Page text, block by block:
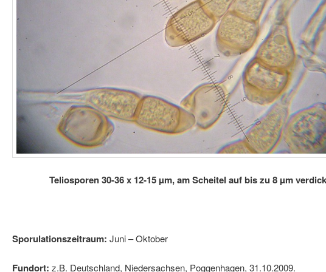
Teliosporen 30-36 x 12-15 µm, am Scheitel auf bis zu 8 µm
Sporulationszeitraum: Juni – Oktober
Fundort: z.B. Deutschland, Niedersachsen, Poggenhagen, 31.10.2009.